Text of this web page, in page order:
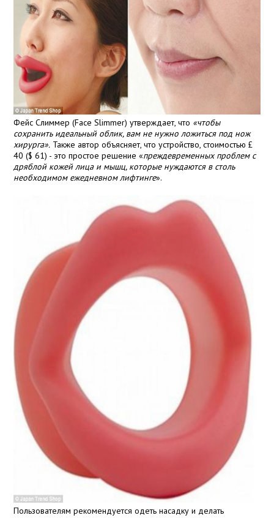
Фейс Слиммер (Face Slimmer) утверждает, что «чтобы
сохранить идеальный облик, вам не нужно ложиться под нож
хирурга». Также автор объясняет, что устройство, стоимостью £
40 ($ 61) - это простое решение «преждевременных проблем с
дряблой кожей лица и мышц, которые нуждаются в столь
необходимом ежедневном лифтинге».
Пользователям рекомендуется одеть насадку и делать